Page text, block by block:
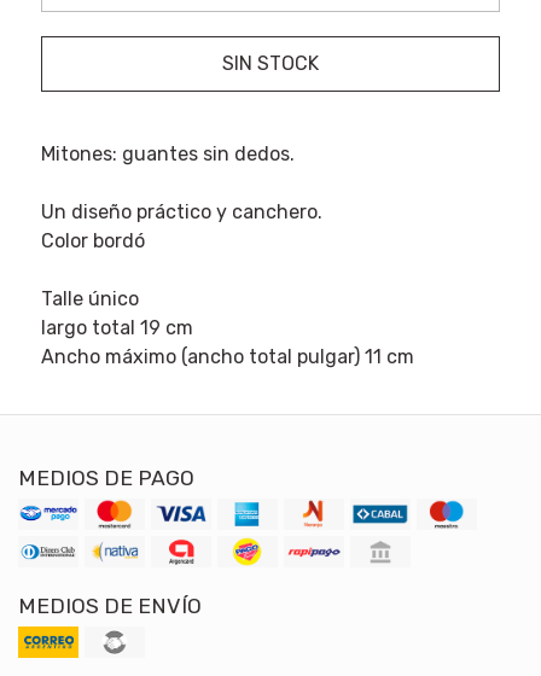
SIN STOCK
Mitones: guantes sin dedos.
Un diseño práctico y canchero.
Color bordó
Talle único
largo total 19 cm
Ancho máximo (ancho total pulgar) 11 cm
MEDIOS DE PAGO
MEDIOS DE ENVÍO